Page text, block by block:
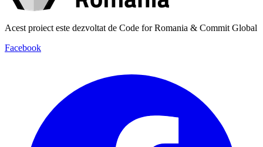
Acest proiect este dezvoltat de Code for Romania & Commit Global
Facebook